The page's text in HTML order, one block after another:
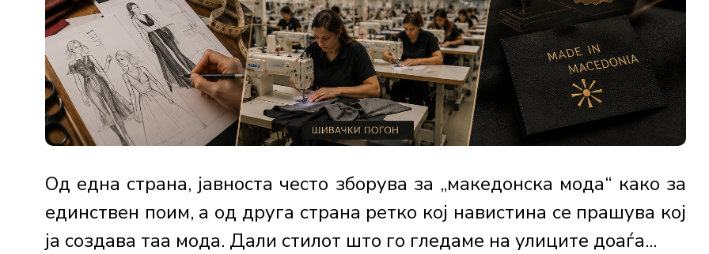
Од една страна, јавноста често зборува за „македонска мода“ како за
единствен поим, а од друга страна ретко кој навистина се прашува кој
ја создава таа мода. Дали стилот што го гледаме на улиците доаѓа...